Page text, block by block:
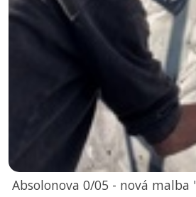
Absolonova 0/05 - nová malba